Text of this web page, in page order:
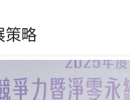
策略